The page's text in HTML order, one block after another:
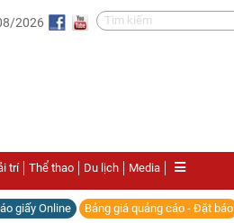
2026
trí Thể thao Du lịch Media
giấy Online Bảng giá quảng cáo - Đặt báo